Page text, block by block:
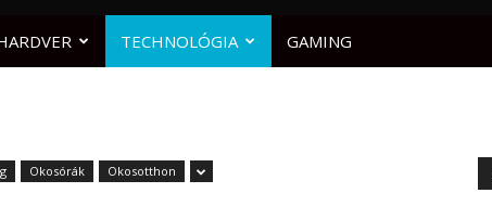
TECHNOLÓGIA GAMING
Okosórák Okosotthon